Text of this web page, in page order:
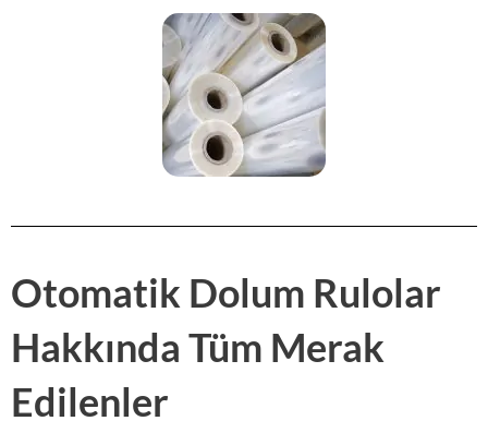
Otomatik Dolum Rulolar
Hakkında Tüm Merak
Edilenler